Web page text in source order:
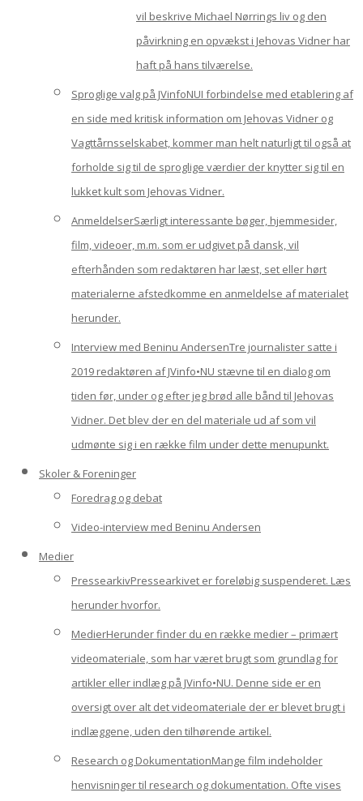
vil beskrive Michael Nørrings liv og den
påvirkning en opvækst i Jehovas Vidner har
haft på hans tilværelse.
Sproglige valg på JVinfoNUI forbindelse med etablering af
en side med kritisk information om Jehovas Vidner og
Vagttårnsselskabet, kommer man helt naturligt til også at
forholde sig til de sproglige værdier der knytter sig til en
lukket kult som Jehovas Vidner.
AnmeldelserSærligt interessante bøger, hjemmesider,
film, videoer, m.m. som er udgivet på dansk, vil
efterhånden som redaktøren har læst, set eller hørt
materialerne afstedkomme en anmeldelse af materialet
herunder.
Interview med Beninu AndersenTre journalister satte i
2019 redaktøren af JVinfo•NU stævne til en dialog om
tiden før, under og efter jeg brød alle bånd til Jehovas
Vidner. Det blev der en del materiale ud af som vil
udmønte sig i en række film under dette menupunkt.
Skoler & Foreninger
Foredrag og debat
Video-interview med Beninu Andersen
Medier
PressearkivPressearkivet er foreløbig suspenderet. Læs
herunder hvorfor.
MedierHerunder finder du en række medier – primært
videomateriale, som har været brugt som grundlag for
artikler eller indlæg på JVinfo•NU. Denne side er en
oversigt over alt det videomateriale der er blevet brugt i
indlæggene, uden den tilhørende artikel.
Research og DokumentationMange film indeholder
henvisninger til research og dokumentation. Ofte vises